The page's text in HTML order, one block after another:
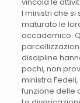
I ministri che
maturato le
accademico.
discipline
pochi, non
ministra
funzione delle